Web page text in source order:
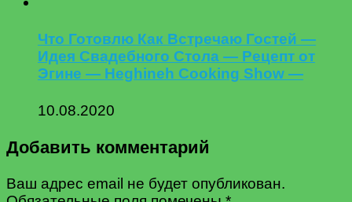
Что Готовлю Как Встречаю Гостей —
Идея Свадебного Стола — Рецепт от
Эгине — Heghineh Cooking Show —
10.08.2020
Добавить комментарий
Ваш адрес email не будет опубликован.